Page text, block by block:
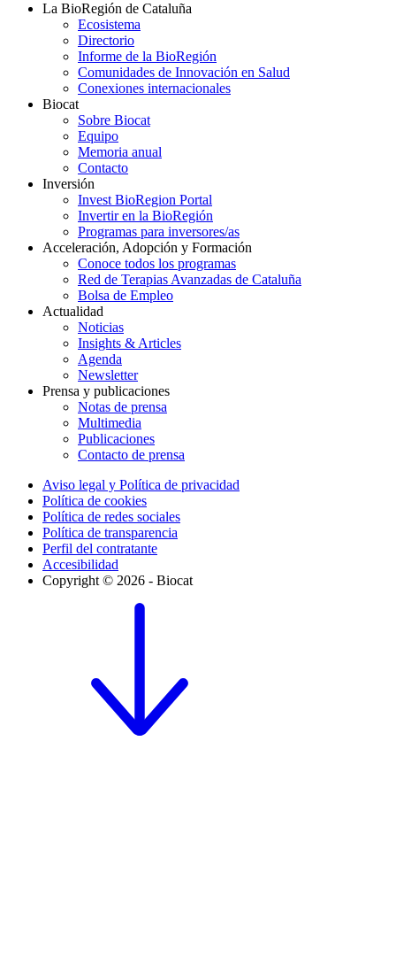
La BioRegión de Cataluña
Ecosistema
Directorio
Informe de la BioRegión
Comunidades de Innovación en Salud
Conexiones internacionales
Biocat
Sobre Biocat
Equipo
Memoria anual
Contacto
Inversión
Invest BioRegion Portal
Invertir en la BioRegión
Programas para inversores/as
Acceleración, Adopción y Formación
Conoce todos los programas
Red de Terapias Avanzadas de Cataluña
Bolsa de Empleo
Actualidad
Noticias
Insights & Articles
Agenda
Newsletter
Prensa y publicaciones
Notas de prensa
Multimedia
Publicaciones
Contacto de prensa
Aviso legal y Política de privacidad
Política de cookies
Política de redes sociales
Política de transparencia
Perfil del contratante
Accesibilidad
Copyright © 2026 - Biocat